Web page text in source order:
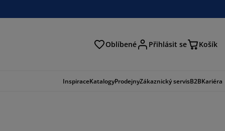
Oblíbené Přihlásit se Košík
InspiraceKatalogyProdejnyZákaznický servisB2BKariéra